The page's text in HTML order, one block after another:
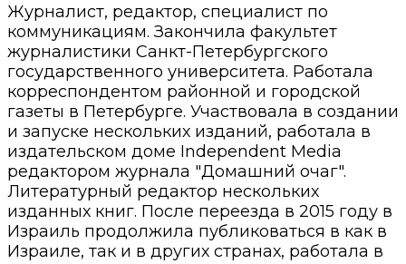
Журналист, редактор, специалист по
коммуникациям. Закончила факультет
журналистики Санкт-Петербургского
государственного университета. Работала
корреспондентом районной и городской
газеты в Петербурге. Участвовала в создании
и запуске нескольких изданий, работала в
издательском доме Independent Media
редактором журнала "Домашний очаг".
Литературный редактор нескольких
изданных книг. После переезда в 2015 году в
Израиль продолжила публиковаться в как в
Израиле, так и в других странах, работала в